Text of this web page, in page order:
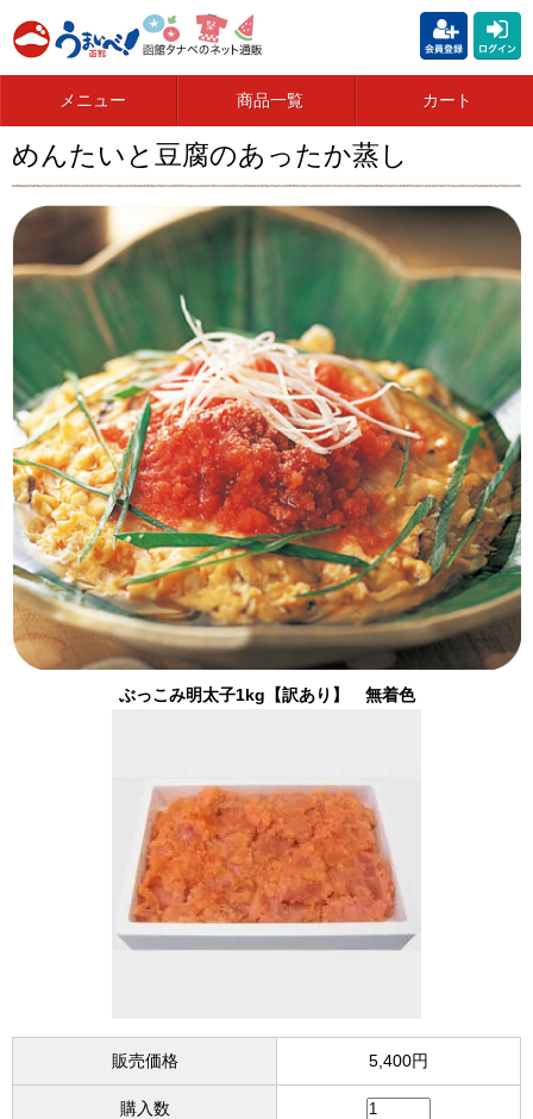
メニュー 商品一覧 カート
めんたいと豆腐のあったか蒸し
ぶっこみ明太子1kg【訳あり】 無着色
販売価格 5,400円
購入数